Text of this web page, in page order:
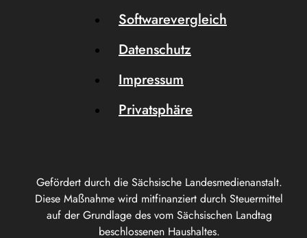
Gefördert durch die Sächsische Landesmedienanstalt.
Diese Maßnahme wird mitfinanziert durch Steuermittel
auf der Grundlage des vom Sächsischen Landtag
beschlossenen Haushaltes.
Softwarevergleich
Datenschutz
Impressum
Privatsphäre